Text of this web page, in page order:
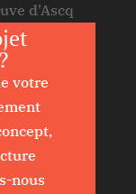
d'Ascq
votre
nous